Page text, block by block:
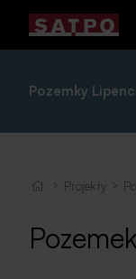
Pozemky
Projekty